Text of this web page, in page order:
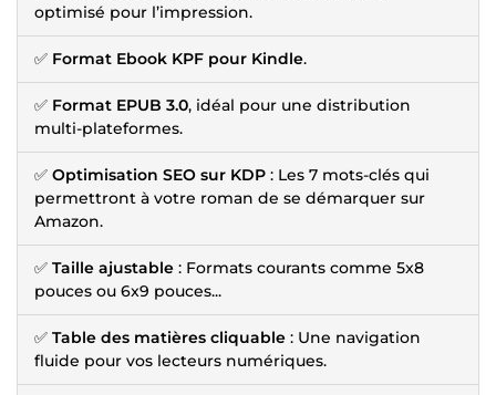
optimisé pour l’impression.
✅ Format Ebook KPF pour Kindle.
✅ Format EPUB 3.0, idéal pour une distribution
multi-plateformes.
✅ Optimisation SEO sur KDP : Les 7 mots-clés qui
permettront à votre roman de se démarquer sur
Amazon.
✅ Taille ajustable : Formats courants comme 5x8
pouces ou 6x9 pouces...
✅ Table des matières cliquable : Une navigation
fluide pour vos lecteurs numériques.